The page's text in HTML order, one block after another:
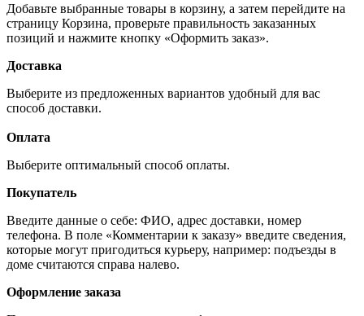
Добавьте выбранные товары в корзину, а затем перейдите на
страницу Корзина, проверьте правильность заказанных
позиций и нажмите кнопку «Оформить заказ».
Доставка
Выберите из предложенных вариантов удобный для вас
способ доставки.
Оплата
Выберите оптимальный способ оплаты.
Покупатель
Введите данные о себе: ФИО, адрес доставки, номер
телефона. В поле «Комментарии к заказу» введите сведения,
которые могут пригодиться курьеру, например: подъезды в
доме считаются справа налево.
Оформление заказа